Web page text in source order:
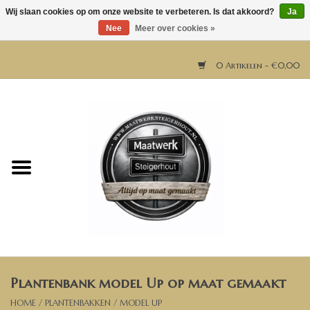
0 Artikelen - €0,00
Horeca meubels
Bartafels
Plantenbank model Up op maat gemaakt
HOME / PLANTENBAKKEN / MODEL UP
Wij slaan cookies op om onze website te verbeteren. Is dat akkoord?
Ja
Nee
Meer over cookies »